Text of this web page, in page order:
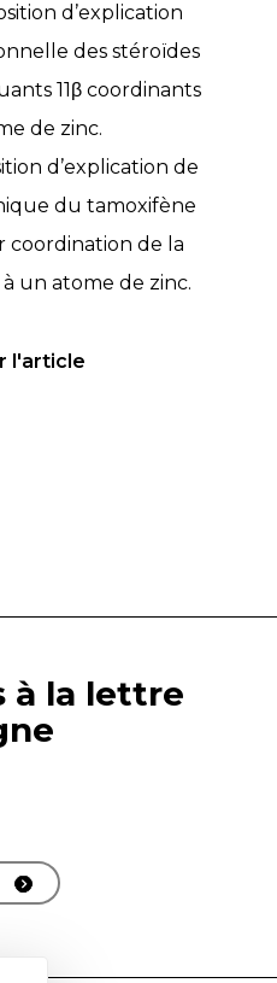
d’explication
des stéroïdes
11β coordinants
de zinc.
d’explication de
du tamoxifène
coordination de la
un atome de zinc.
l'article
à la lettre